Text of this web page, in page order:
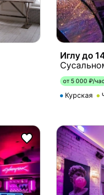
Иглу до
от 5 000 ₽/час
Курская